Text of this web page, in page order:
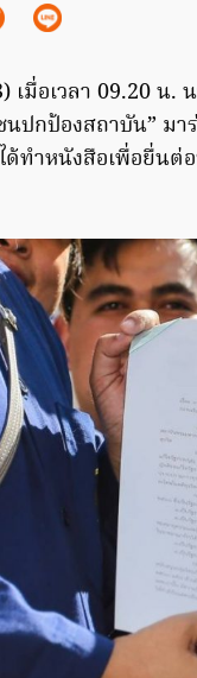
เมื่อเวลา 09.20 น.
นปกป้องสถาบัน” ม
ทำหนังสือเพื่อยื่นต่